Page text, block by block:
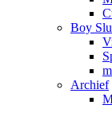
Boy
Archief